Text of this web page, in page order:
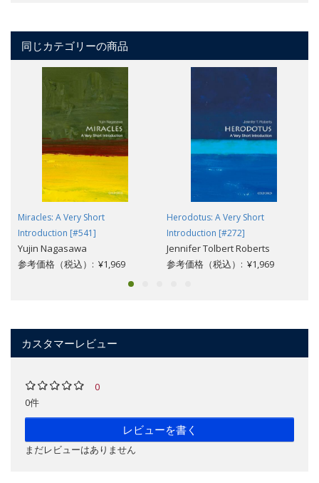
同じカテゴリーの商品
Miracles: A Very Short
Introduction [#541]
Yujin Nagasawa
参考価格（税込）: ¥1,969
Herodotus: A Very Short
Introduction [#272]
Jennifer Tolbert Roberts
参考価格（税込）: ¥1,969
カスタマーレビュー
0
0件
レビューを書く
まだレビューはありません